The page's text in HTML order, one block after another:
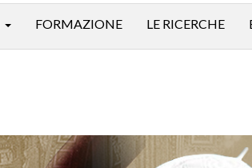
FORMAZIONE LE RICERCHE